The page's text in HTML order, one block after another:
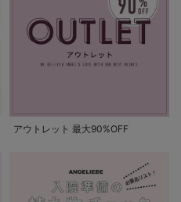
アウトレット 最大90%OFF